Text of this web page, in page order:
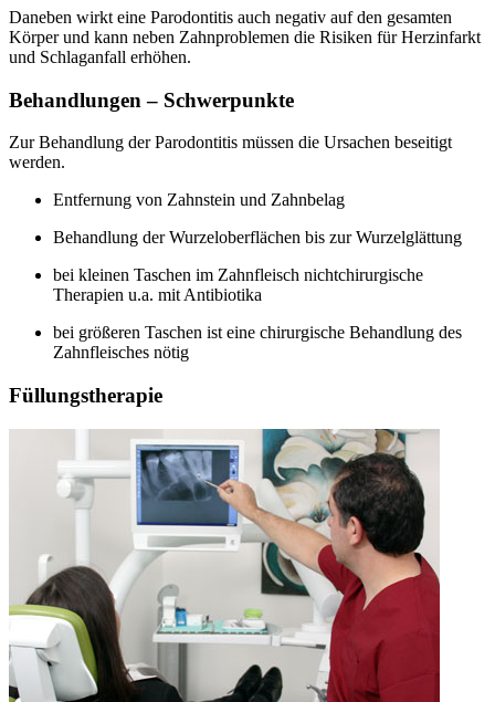
Daneben wirkt eine Parodontitis auch negativ auf den gesamten
Körper und kann neben Zahnproblemen die Risiken für Herzinfarkt
und Schlaganfall erhöhen.
Behandlungen – Schwerpunkte
Zur Behandlung der Parodontitis müssen die Ursachen beseitigt
werden.
Entfernung von Zahnstein und Zahnbelag
Behandlung der Wurzeloberflächen bis zur Wurzelglättung
bei kleinen Taschen im Zahnfleisch nichtchirurgische
Therapien u.a. mit Antibiotika
bei größeren Taschen ist eine chirurgische Behandlung des
Zahnfleisches nötig
Füllungstherapie